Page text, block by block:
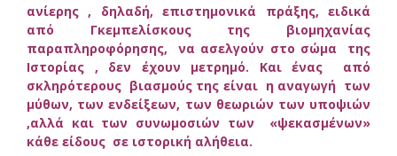
ανίερης , δηλαδή, επιστημονικά πράξης, ειδικά
από Γκεμπελίσκους της βιομηχανίας
παραπληροφόρησης, να ασελγούν στο σώμα της
Ιστορίας , δεν έχουν μετρημό. Και ένας από
σκληρότερους βιασμούς της είναι η αναγωγή των
μύθων, των ενδείξεων, των θεωριών των υποψιών
,αλλά και των συνωμοσιών των «ψεκασμένων»
κάθε είδους σε ιστορική αλήθεια.